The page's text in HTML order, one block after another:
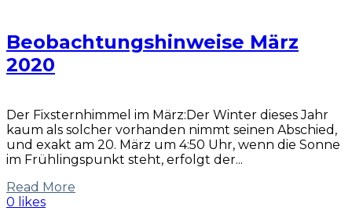
Beobachtungshinweise März
2020
Der Fixsternhimmel im März:Der Winter dieses Jahr
kaum als solcher vorhanden nimmt seinen Abschied,
und exakt am 20. März um 4:50 Uhr, wenn die Sonne
im Frühlingspunkt steht, erfolgt der...
Read More
0 likes